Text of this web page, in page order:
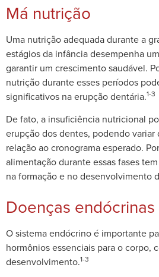
Má nutrição
Uma nutrição adequada durante a
estágios da infância desempenha
garantir um crescimento saudável.
nutrição durante esses períodos
significativos na erupção dentária.1-3
De fato, a insuficiência nutricional
erupção dos dentes, podendo variar
relação ao cronograma esperado.
alimentação durante essas fases
na formação e no desenvolvimento
Doenças endócrinas
O sistema endócrino é importante
hormônios essenciais para o corpo,
desenvolvimento.1-3